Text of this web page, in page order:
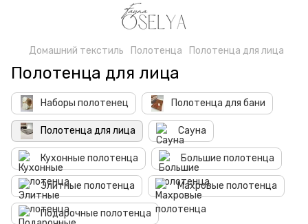
Домашний текстиль Полотенца Полотенца для лица
Полотенца для лица
Наборы полотенец Полотенца для бани
Полотенца для лица Сауна
Кухонные полотенца Большие полотенца
Элитные полотенца Махровые полотенца
Подарочные полотенца